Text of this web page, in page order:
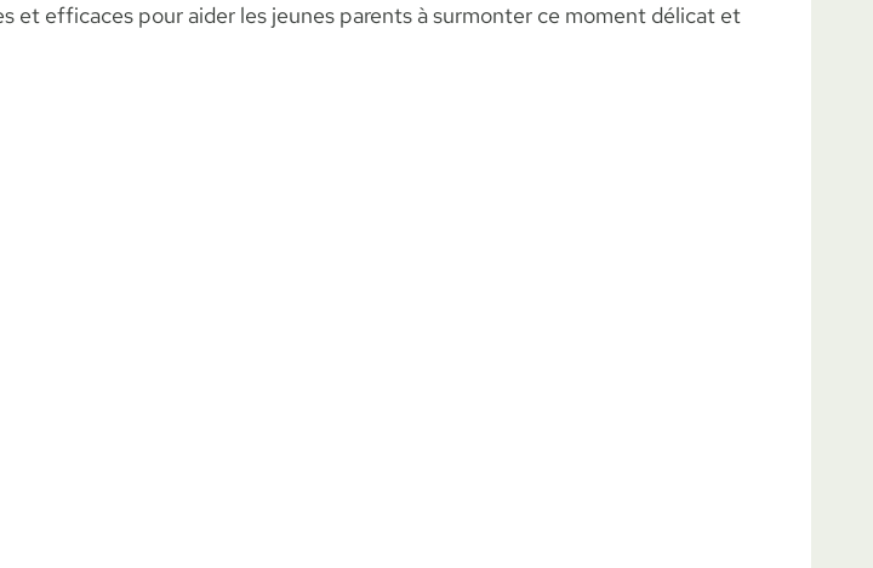
et efficaces pour aider les jeunes parents à surmonter ce moment délicat et